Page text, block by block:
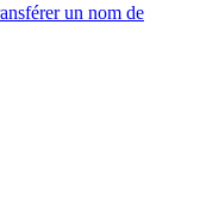
un nom de